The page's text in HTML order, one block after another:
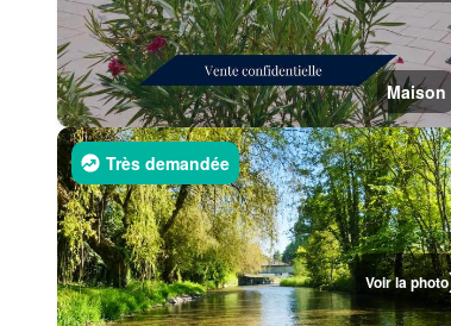
Maison
Voir la photo
Très demandée